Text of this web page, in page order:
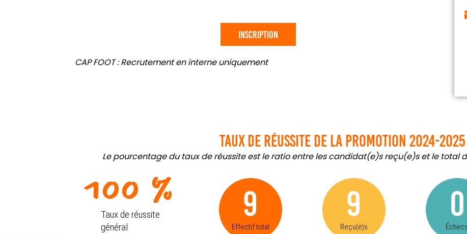
Inscription
CAP FOOT : Recrutement en interne uniquement
Taux de réussite de la promotion 2024-2025
Le pourcentage du taux de réussite est le ratio entre les candidat(e)s reçu(e)s et le total
Taux de réussite
général
100 %
Effectif total
9
Reçu(e)s
9 0